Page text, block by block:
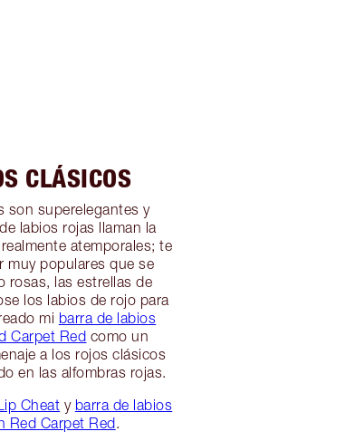
CLÁSICOS
son superelegantes y
labios rojas llaman la
atemporales; te
muy populares que se
rosas, las estrellas de
los labios de rojo para
mi barra de labios
Carpet Red como un
a los rojos clásicos
en las alfombras rojas.
Lip Cheat y barra de labios
Red Carpet Red.